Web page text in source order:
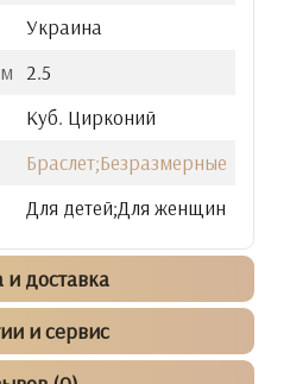
Украина
2.5
Куб. Цирконий
Браслет;Безразмерные
Для детей;Для женщин
и доставка
и сервис